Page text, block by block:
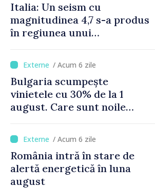
Italia: Un seism cu
magnitudinea 4,7 s-a produs
în regiunea unui
de Napoli
/ Acum 6 zile
Bulgaria scumpește
vinietele cu 30% de la 1
august. Care sunt noile
/ Acum 6 zile
România intră în stare de
alertă energetică în luna
august